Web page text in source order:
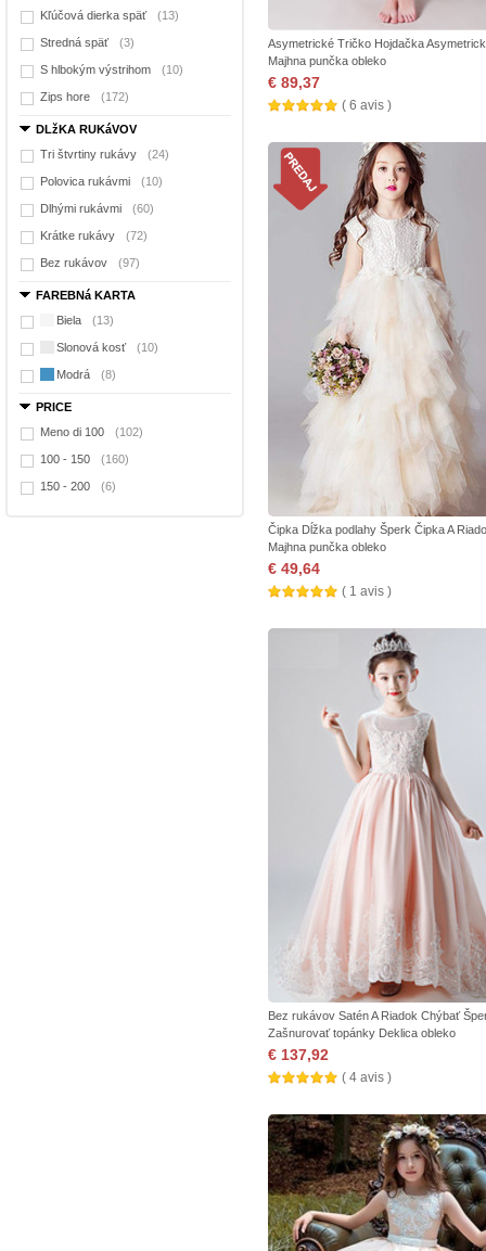
Kľúčová dierka späť (13)
Stredná späť (3)
S hlbokým výstrihom (10)
Zips hore (172)
DLžKA RUKáVOV
Tri štvrtiny rukávy
(24)
Polovica rukávmi (10)
Dlhými rukávmi (60)
Krátke rukávy (72)
Bez rukávov (97)
FAREBNá KARTA
Biela
(13)
Slonová kosť (10)
Modrá (8)
PRICE
Meno di 100
(102)
100 - 150 (160)
150 - 200 (6)
Asymetrické Tričko Hojdačka
Majhna punčka obleko
€ 89,37
( 6 avis )
Čipka Dĺžka podlahy Šperk Čipka A
Majhna punčka obleko
€ 49,64
( 1 avis )
Bez rukávov Satén A Riadok Chýbať
Zašnurovať topánky Deklica obleko
€ 137,92
( 4 avis )